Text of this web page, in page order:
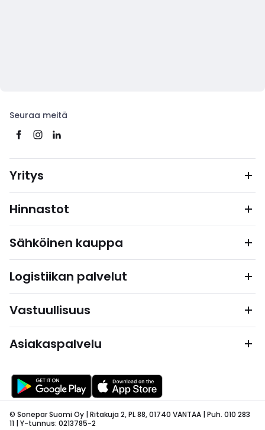
Seuraa meitä
Yritys
Hinnastot
Sähköinen kauppa
Logistiikan palvelut
Vastuullisuus
Asiakaspalvelu
© Sonepar Suomi Oy | Ritakuja 2, PL 88, 01740 VANTAA | Puh. 010 283
11 | Y-tunnus: 0213785-2